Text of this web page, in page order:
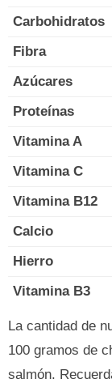
Carbohidratos
Fibra
Azúcares
Proteínas
Vitamina A
Vitamina C
Vitamina B12
Calcio
Hierro
Vitamina B3
La cantidad de
100 gramos de
salmón.